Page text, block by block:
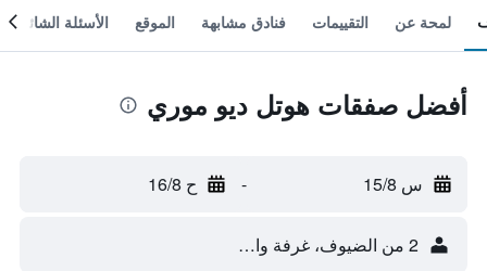
لمحة عن التقييمات فنادق مشابهة الموقع الأسئلة الشائعة
أفضل صفقات هوتل ديو موري
س 15/8 - ح 16/8
2 من الضيوف، غرفة واحدة